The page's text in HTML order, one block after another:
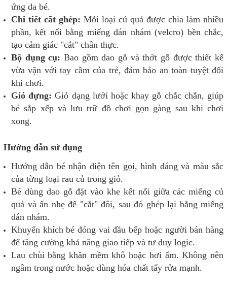
ứng da bé.
Chi tiết cắt ghép: Mỗi loại củ quả được chia làm nhiều
phần, kết nối bằng miếng dán nhám (velcro) bền chắc,
tạo cảm giác "cắt" chân thực.
Bộ dụng cụ: Bao gồm dao gỗ và thớt gỗ được thiết kế
vừa vặn với tay cầm của trẻ, đảm bảo an toàn tuyệt đối
khi chơi.
Giỏ đựng: Giỏ dạng lưới hoặc khay gỗ chắc chắn, giúp
bé sắp xếp và lưu trữ đồ chơi gọn gàng sau khi chơi
xong.
Hướng dẫn sử dụng
Hướng dẫn bé nhận diện tên gọi, hình dáng và màu sắc
của từng loại rau củ trong giỏ.
Bé dùng dao gỗ đặt vào khe kết nối giữa các miếng củ
quả và ấn nhẹ để "cắt" đôi, sau đó ghép lại bằng miếng
dán nhám.
Khuyến khích bé đóng vai đầu bếp hoặc người bán hàng
để tăng cường khả năng giao tiếp và tư duy logic.
Lau chùi bằng khăn mềm khô hoặc hơi ẩm. Không nên
ngâm trong nước hoặc dùng hóa chất tẩy rửa mạnh.